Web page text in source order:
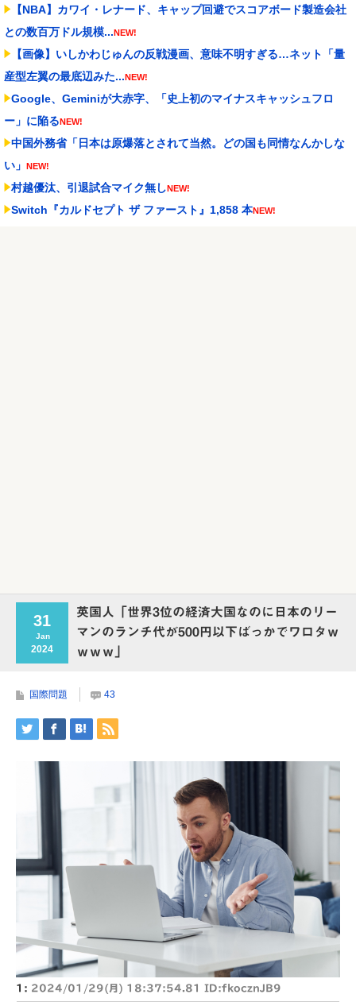
【NBA】カワイ・レナード、キャップ回避でスコアボード製造会社
との数百万ドル規模...NEW!
【画像】いしかわじゅんの反戦漫画、意味不明すぎる…ネット「量
産型左翼の最底辺みた...NEW!
Google、Geminiが大赤字、「史上初のマイナスキャッシュフロ
ー」に陥るNEW!
中国外務省「日本は原爆落とされて当然。どの国も同情なんかしな
い」 NEW!
村越優汰、引退試合マイク無しNEW!
Switch『カルドセプト ザ ファースト』1,858 本NEW!
31
Jan
2024
英国人「世界3位の経済大国なのに日本のリー
マンのランチ代が500円以下ばっかでワロタｗ
ｗｗｗ」
国際問題 43
1: 2024/01/29(月) 18:37:54.81 ID:fkocznJB9